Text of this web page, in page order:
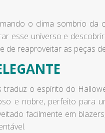
o clima sombrio da
esse universo e
de reaproveitar as peças
o espírito do
e nobre, perfeito para
facilmente em